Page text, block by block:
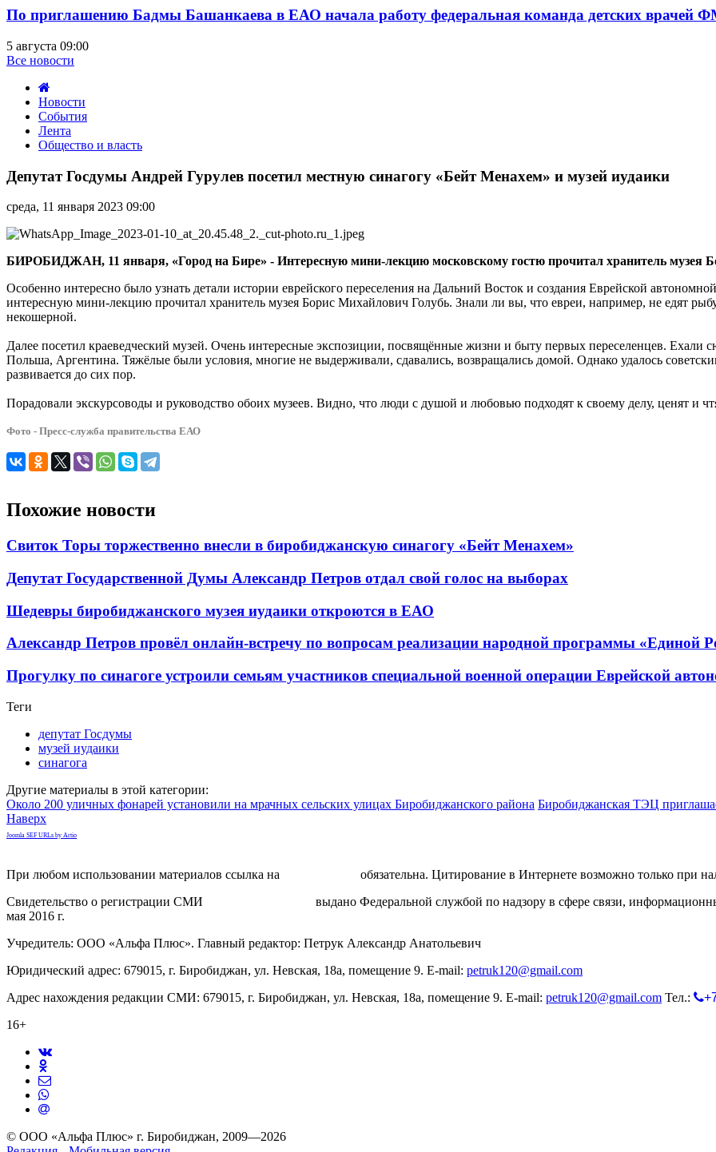
По приглашению Бадмы Башанкаева в ЕАО начала работу федеральная команда детских врачей
5 августа 09:00
Все новости
Новости
События
Лента
Общество и власть
Госдумы
Гурулев
посетил
местную
синагогу
«Бейт
и
музей
иудаики
Депутат Госдумы Андрей Гурулев посетил местную синагогу «Бейт Менахем» и музей иудаики
среда, 11 января 2023 09:00
БИРОБИДЖАН, 11 января, «Город на Бире» - Интересную мини-лекцию московскому гостю прочитал хранитель музея
Особенно интересно было узнать детали истории еврейского переселения на Дальний Восток и создания Еврейской
интересную мини-лекцию прочитал хранитель музея Борис Михайлович Голубь. Знали ли вы, что евреи, например, не едят
некошерной.
Далее посетил краеведческий музей. Очень интересные экспозиции, посвящённые жизни и быту первых переселенцев.
Польша, Аргентина. Тяжёлые были условия, многие не выдерживали, сдавались, возвращались домой. Однако удалось
развивается до сих пор.
Порадовали экскурсоводы и руководство обоих музеев. Видно, что люди с душой и любовью подходят к своему делу, ценят и
Фото - Пресс-служба правительства ЕАО
Похожие новости
Свиток Торы торжественно внесли в биробиджанскую синагогу «Бейт Менахем»
Депутат Государственной Думы Александр Петров отдал свой голос на выборах
Шедевры биробиджанского музея иудаики откроются в ЕАО
Александр Петров провёл онлайн-встречу по вопросам реализации народной программы «Единой
Прогулку по синагоге устроили семьям участников специальной военной операции Еврейской
Теги
депутат Госдумы
музей иудаики
синагога
Другие материалы в этой категории:
Около 200 уличных фонарей установили на мрачных сельских улицах Биробиджанского района Биробиджанская ТЭЦ
Наверх
Joomla SEF URLs by Artio
При любом использовании материалов ссылка на
обязательна. Цитирование в Интернете возможно только при
Свидетельство о регистрации СМИ
выдано Федеральной службой по надзору в сфере связи,
мая 2016 г.
Учредитель: ООО «Альфа Плюс». Главный редактор: Петрук Александр Анатольевич
Юридический адрес: 679015, г. Биробиджан, ул. Невская, 18а, помещение 9. E-mail: petruk120@gmail.com
Адрес нахождения редакции СМИ: 679015, г. Биробиджан, ул. Невская, 18а, помещение 9. E-mail: petruk120@gmail.com Тел.:
16+
© ООО «Альфа Плюс» г. Биробиджан, 2009—2026